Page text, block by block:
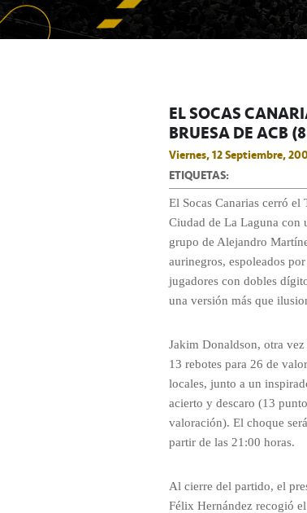
EL SOCAS
BRUESA DE ACB
Viernes, 12 Septiembre,
ETIQUETAS:
El Socas Canarias cerró el
Ciudad de La Laguna con
grupo de Alejandro
aurinegros, espoleados
jugadores con dobles
una versión más que
Jakim Donaldson, otra
13 rebotes para 26 de
locales, junto a un
acierto y descaro (13
valoración). El choque
partir de las 21:00 horas.
Al cierre del partido, el
Félix Hernández recogió